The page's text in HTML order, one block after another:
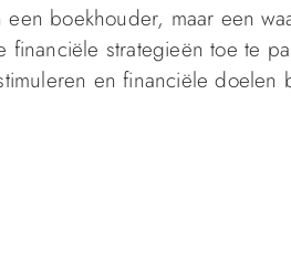
boekhouder, maar een
strategieën toe te
en financiële doelen